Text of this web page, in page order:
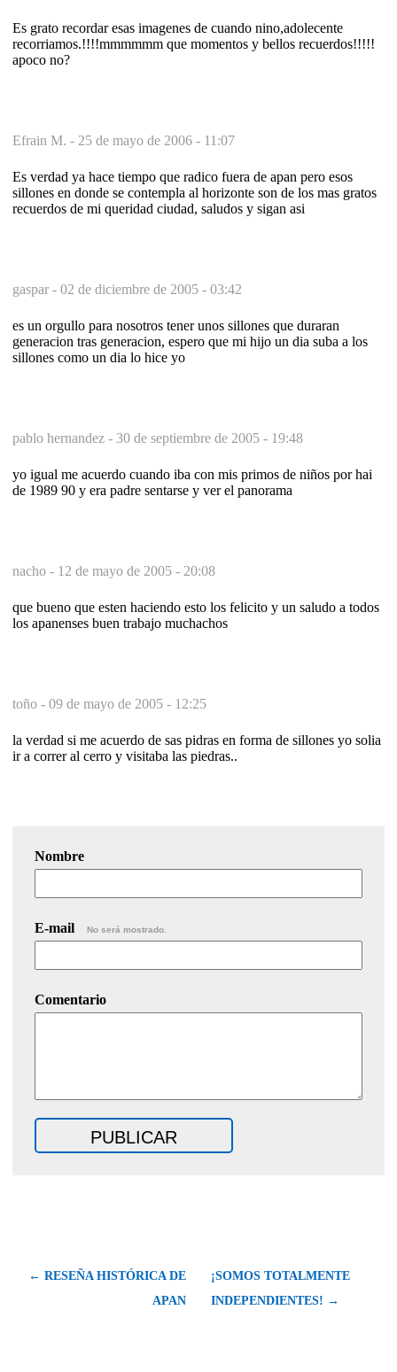
Es grato recordar esas imagenes de cuando nino,adolecente
recorriamos.!!!!mmmmmm que momentos y bellos recuerdos!!!!!
apoco no?
Efrain M. - 25 de mayo de 2006 - 11:07
Es verdad ya hace tiempo que radico fuera de apan pero esos
sillones en donde se contempla al horizonte son de los mas gratos
recuerdos de mi queridad ciudad, saludos y sigan asi
gaspar - 02 de diciembre de 2005 - 03:42
es un orgullo para nosotros tener unos sillones que duraran
generacion tras generacion, espero que mi hijo un dia suba a los
sillones como un dia lo hice yo
pablo hernandez - 30 de septiembre de 2005 - 19:48
yo igual me acuerdo cuando iba con mis primos de niños por hai
de 1989 90 y era padre sentarse y ver el panorama
nacho - 12 de mayo de 2005 - 20:08
que bueno que esten haciendo esto los felicito y un saludo a todos
los apanenses buen trabajo muchachos
toño - 09 de mayo de 2005 - 12:25
la verdad si me acuerdo de sas pidras en forma de sillones yo solia
ir a correr al cerro y visitaba las piedras..
Nombre
E-mail No será mostrado.
Comentario
← RESEÑA HISTÓRICA DE
APAN
¡SOMOS TOTALMENTE
INDEPENDIENTES! →